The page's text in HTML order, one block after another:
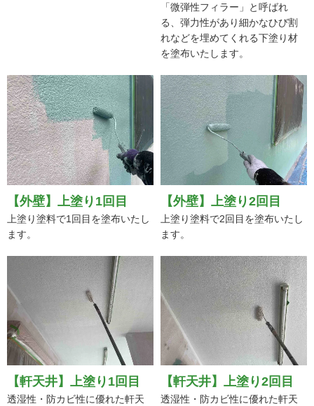
「微弾性フィラー」と呼ばれ
る、弾力性があり細かなひび割
れなどを埋めてくれる下塗り材
を塗布いたします。
【外壁】上塗り1回目
上塗り塗料で1回目を塗布いたし
ます。
【外壁】上塗り2回目
上塗り塗料で2回目を塗布いたし
ます。
【軒天井】上塗り1回目
透湿性・防カビ性に優れた軒天
【軒天井】上塗り2回目
透湿性・防カビ性に優れた軒天